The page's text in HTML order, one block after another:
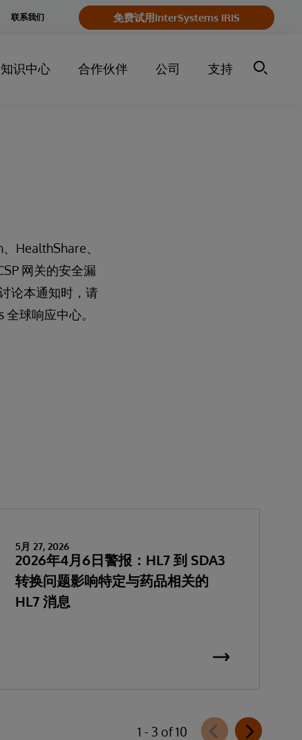
联系我们 免费试用InterSystems IRIS
知识中心 合作伙伴 公司 支持
HealthShare、
网关的安全漏
论本通知时，请
球响应中心。
5月 27, 2026
2026年4月6日警报：HL7 到 SDA3
转换问题影响特定与药品相关的
HL7 消息
1 - 3 of 10